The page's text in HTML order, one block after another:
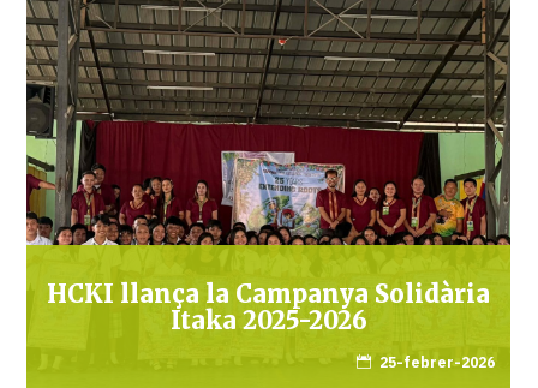
HCKI llança la Campanya Solidària
Itaka 2025-2026
 25-febrer-2026